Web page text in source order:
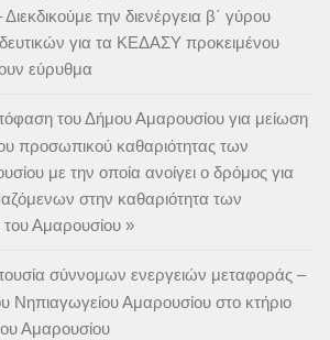
την διενέργεια β΄ γύρου
για τα ΚΕΔΑΣΥ προκειμένου
εύρυθμα
του Δήμου Αμαρουσίου για μείωση
προσωπικού καθαριότητας των
με την οποία ανοίγει ο δρόμος για
στην καθαριότητα των
Αμαρουσίου »
σύννομων ενεργειών μεταφοράς –
Νηπιαγωγείου Αμαρουσίου στο κτήριο
Αμαρουσίου